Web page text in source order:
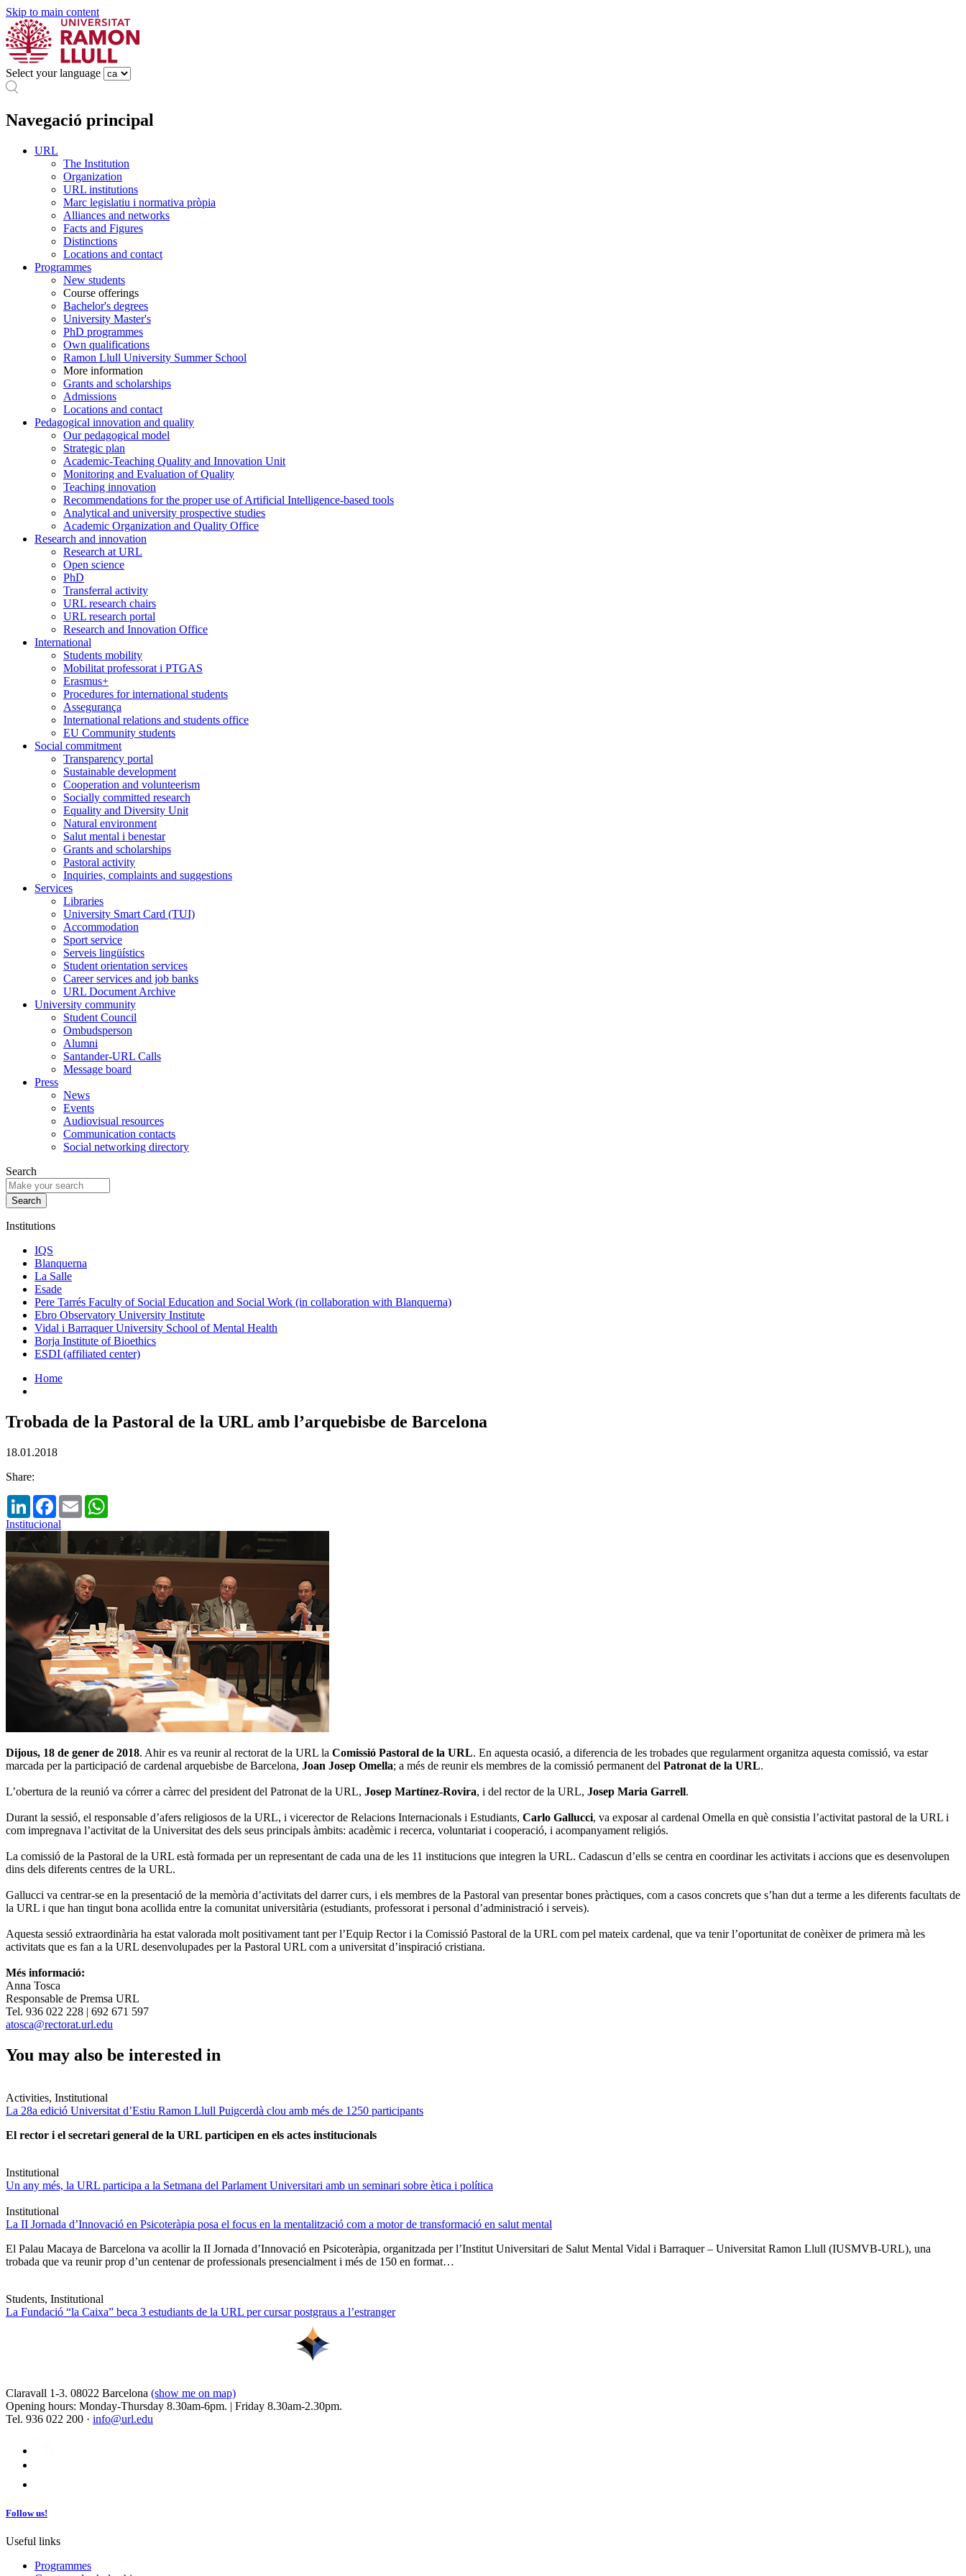
Skip to main content
Select your language
Navegació principal
URL
The Institution
Organization
URL institutions
Marc legislatiu i normativa pròpia
Alliances and networks
Facts and Figures
Distinctions
Locations and contact
Programmes
New students
Course offerings
Bachelor's degrees
University Master's
PhD programmes
Own qualifications
Ramon Llull University Summer School
More information
Grants and scholarships
Admissions
Locations and contact
Pedagogical innovation and quality
Our pedagogical model
Strategic plan
Academic-Teaching Quality and Innovation Unit
Monitoring and Evaluation of Quality
Teaching innovation
Recommendations for the proper use of Artificial Intelligence-based tools
Analytical and university prospective studies
Academic Organization and Quality Office
Research and innovation
Research at URL
Open science
PhD
Transferral activity
URL research chairs
URL research portal
Research and Innovation Office
International
Students mobility
Mobilitat professorat i PTGAS
Erasmus+
Procedures for international students
Assegurança
International relations and students office
EU Community students
Social commitment
Transparency portal
Sustainable development
Cooperation and volunteerism
Socially committed research
Equality and Diversity Unit
Natural environment
Salut mental i benestar
Grants and scholarships
Pastoral activity
Inquiries, complaints and suggestions
Services
Libraries
University Smart Card (TUI)
Accommodation
Sport service
Serveis lingüístics
Student orientation services
Career services and job banks
URL Document Archive
University community
Student Council
Ombudsperson
Alumni
Santander-URL Calls
Message board
Press
News
Events
Audiovisual resources
Communication contacts
Social networking directory
Search
Institutions
IQS
Blanquerna
La Salle
Esade
Pere Tarrés Faculty of Social Education and Social Work (in collaboration with Blanquerna)
Ebro Observatory University Institute
Vidal i Barraquer University School of Mental Health
Borja Institute of Bioethics
ESDI (affiliated center)
Home
Trobada de la Pastoral de la URL amb l’arquebisbe de Barcelona
18.01.2018
Share:
LinkedInFacebook
Email
Institucional
Dijous, 18 de gener de 2018. Ahir es va reunir al rectorat de la URL la Comissió Pastoral de la URL. En aquesta ocasió, a diferencia de les trobades que regularment organitza aquesta comissió, va estar
marcada per la participació de cardenal arquebisbe de Barcelona, Joan Josep Omella; a més de reunir els membres de la comissió permanent del Patronat de la URL.
L’obertura de la reunió va córrer a càrrec del president del Patronat de la URL, Josep Martínez-Rovira, i del rector de la URL, Josep Maria Garrell.
Durant la sessió, el responsable d’afers religiosos de la URL, i vicerector de Relacions Internacionals i Estudiants, Carlo Gallucci, va exposar al cardenal Omella en què consistia l’activitat pastoral de la URL i
com impregnava l’activitat de la Universitat des dels seus principals àmbits: acadèmic i recerca, voluntariat i cooperació, i acompanyament religiós.
La comissió de la Pastoral de la URL està formada per un representant de cada una de les 11 institucions que integren la URL. Cadascun d’ells se centra en coordinar les activitats i accions que es desenvolupen
dins dels diferents centres de la URL.
Gallucci va centrar-se en la presentació de la memòria d’activitats del darrer curs, i els membres de la Pastoral van presentar bones pràctiques, com a casos concrets que s’han dut a terme a les diferents facultats de
la URL i que han tingut bona acollida entre la comunitat universitària (estudiants, professorat i personal d’administració i serveis).
Aquesta sessió extraordinària ha estat valorada molt positivament tant per l’Equip Rector i la Comissió Pastoral de la URL com pel mateix cardenal, que va tenir l’oportunitat de conèixer de primera mà les
activitats que es fan a la URL desenvolupades per la Pastoral URL com a universitat d’inspiració cristiana.
Més informació:
Anna Tosca
Responsable de Premsa URL
Tel. 936 022 228 | 692 671 597
atosca@rectorat.url.edu
You may also be interested in
Activities, Institutional
La 28a edició Universitat d’Estiu Ramon Llull Puigcerdà clou amb més de 1250 participants
El rector i el secretari general de la URL participen en els actes institucionals
Institutional
Un any més, la URL participa a la Setmana del Parlament Universitari amb un seminari sobre ètica i política
Institutional
La II Jornada d’Innovació en Psicoteràpia posa el focus en la mentalització com a motor de transformació en salut mental
El Palau Macaya de Barcelona va acollir la II Jornada d’Innovació en Psicoteràpia, organitzada per l’Institut Universitari de Salut Mental Vidal i Barraquer – Universitat Ramon Llull (IUSMVB-URL), una
trobada que va reunir prop d’un centenar de professionals presencialment i més de 150 en format…
Students, Institutional
La Fundació “la Caixa” beca 3 estudiants de la URL per cursar postgraus a l’estranger
Claravall 1-3. 08022 Barcelona (show me on map)
Opening hours: Monday-Thursday 8.30am-6pm. | Friday 8.30am-2.30pm.
Tel. 936 022 200 · info@url.edu
Follow us!
Useful links
Programmes